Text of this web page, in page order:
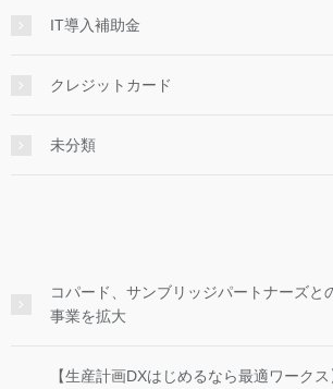
IT導入補助金
クレジットカード
未分類
コパード、サンブリッジパートナーズと
事業を拡大
【生産計画DXはじめるなら最適ワーク